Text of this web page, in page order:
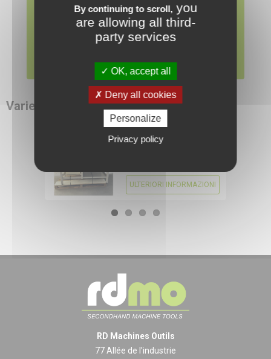
By continuing to scroll, you
are allowing all third-
party services
OK, accept all
Deny all cookies
Personalize
Privacy policy
Request a quote for the products you are
interested in.In order to view this
video, first you have to
authorize the use of
web youtube cookies.
Varie
16088
POLYSERVICE Fontaine
de nettoyage
ULTERIORI INFORMAZIONI
RD Machines Outils
77 Allée de l'industrie